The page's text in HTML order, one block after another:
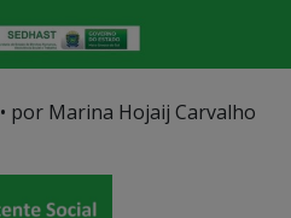
• por Marina Hojaij Carvalho